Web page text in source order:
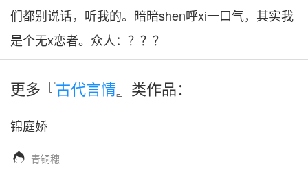
们都别说话，听我的。暗暗shen呼xi一口气，其实我
是个无x恋者。众人：？？？
更多『古代言情』类作品：
锦庭娇
 青铜穗